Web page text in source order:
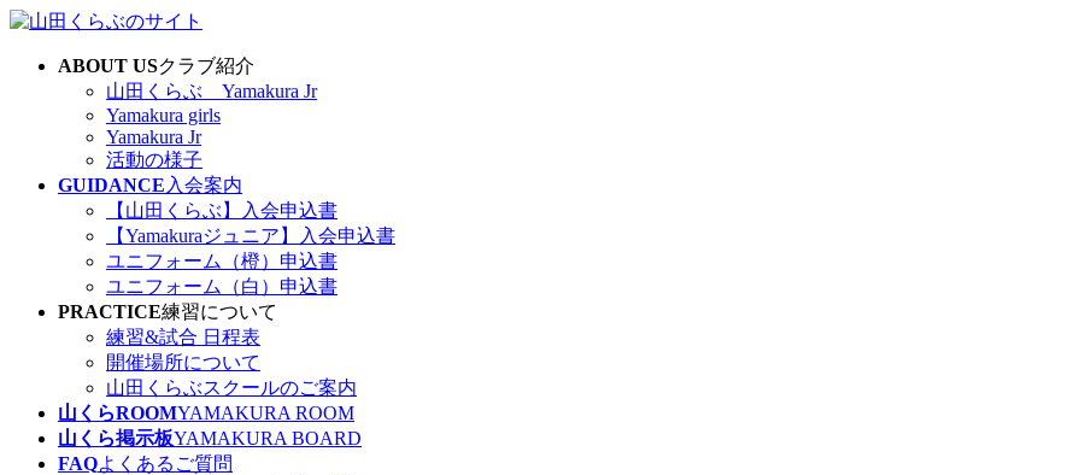
コ
ナ
ABOUT USクラブ紹介
山田くらぶ Yamakura Jr
Yamakura girls
Yamakura Jr
活動の様子
GUIDANCE 入会案内
【山田くらぶ】入会申込書
【Yamakuraジュニア】入会申込書
ユニフォーム（橙）申込書
ユニフォーム（白）申込書
PRACTICE練習について
練習&試合 日程表
開催場所について
山田くらぶスクールのご案内
山くらROOMYAMAKURA ROOM
山くら掲示板YAMAKURA BOARD
FAQよくあるご質問